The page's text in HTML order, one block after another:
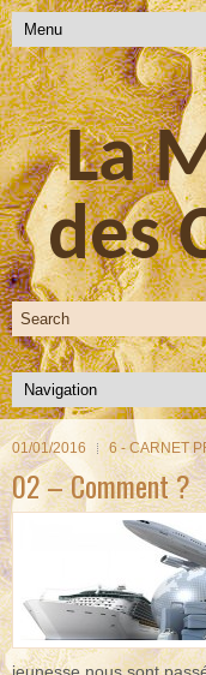
La
des
01/01/2016 6 - CARNET
02 – Comment ?